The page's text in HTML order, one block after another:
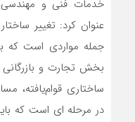
خدمات فنی و
عنوان کرد: تغییر
جمله مواردی است که
بخش تجارت و بازرگانی
ساختاری قوام‌یافته،
در مرحله ای است که